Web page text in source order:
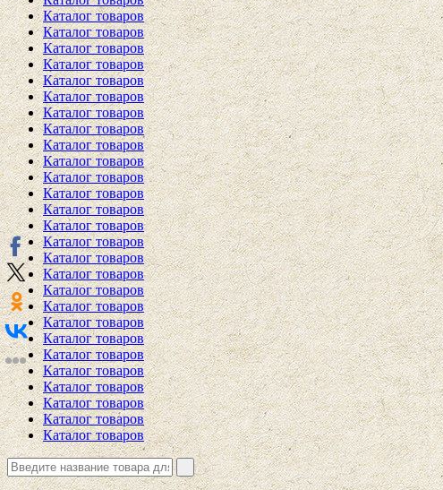
Каталог товаров
Каталог товаров
Каталог товаров
Каталог товаров
Каталог товаров
Каталог товаров
Каталог товаров
Каталог товаров
Каталог товаров
Каталог товаров
Каталог товаров
Каталог товаров
Каталог товаров
Каталог товаров
Каталог товаров
Каталог товаров
Каталог товаров
Каталог товаров
Каталог товаров
Каталог товаров
Каталог товаров
Каталог товаров
Каталог товаров
Каталог товаров
Каталог товаров
Каталог товаров
Каталог товаров